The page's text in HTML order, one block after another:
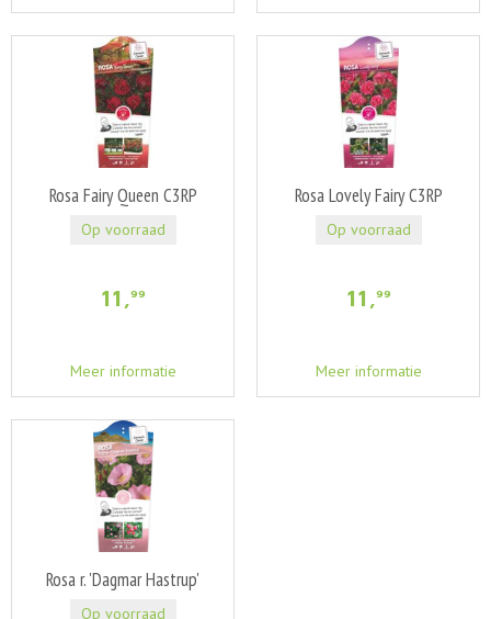
Rosa Fairy Queen C3RP
11 ,99
Meer informatie
Op voorraad
Rosa Lovely Fairy C3RP
11 ,99
Meer informatie
Op voorraad
Rosa r. 'Dagmar Hastrup'
Op voorraad